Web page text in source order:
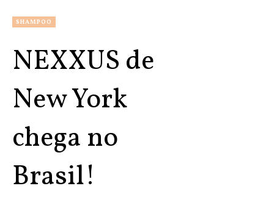
SHAMPOO
NEXXUS de
New York
chega no
Brasil!